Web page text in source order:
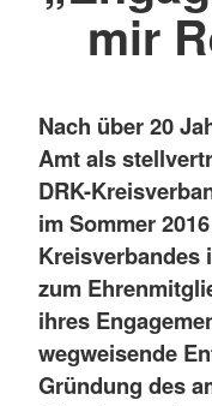
mir
Nach über 20
Amt als
DRK-
im Sommer
Kreisverbandes
zum
ihres
wegweisende
Gründung des